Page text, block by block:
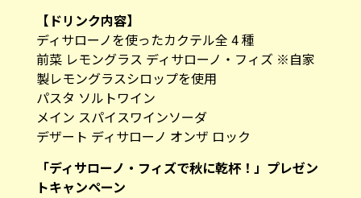
【ドリンク内容】
ディサローノを使ったカクテル全 4 種
前菜 レモングラス ディサローノ・フィズ ※自家
製レモングラスシロップを使用
パスタ ソルトワイン
メイン スパイスワインソーダ
デザート ディサローノ オンザ ロック
「ディサローノ・フィズで秋に乾杯！」プレゼン
トキャンペーン